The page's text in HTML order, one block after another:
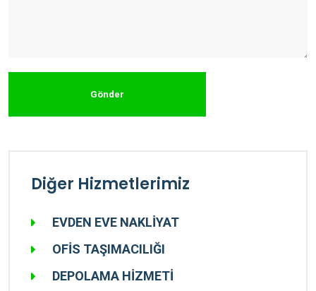
Diğer Hizmetlerimiz
EVDEN EVE NAKLİYAT
OFİS TAŞIMACILIĞI
DEPOLAMA HİZMETİ